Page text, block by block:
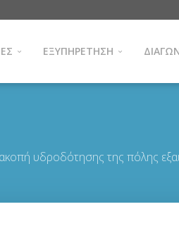
ΕΞΥΠΗΡΕΤΗΣΗ
υδροδότησης της πόλης